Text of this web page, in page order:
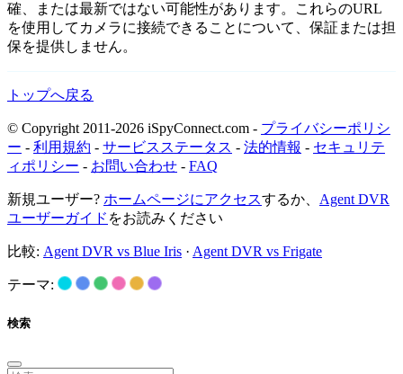
確、または最新ではない可能性があります。これらのURL
を使用してカメラに接続できることについて、保証または担
保を提供しません。
トップへ戻る
© Copyright 2011-2026 iSpyConnect.com - プライバシーポリシ
ー - 利用規約 - サービスステータス - 法的情報 - セキュリテ
ィポリシー - お問い合わせ - FAQ
新規ユーザー? ホームページにアクセスするか、 Agent DVR
ユーザーガイド をお読みください
比較: Agent DVR vs Blue Iris · Agent DVR vs Frigate
テーマ:
検索